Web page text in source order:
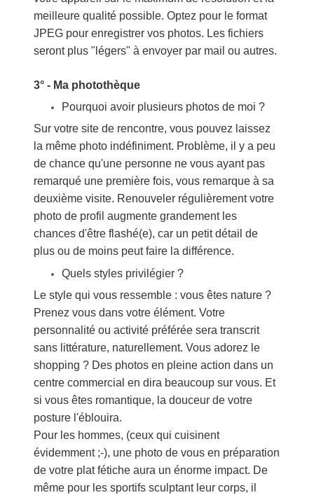
meilleure qualité possible. Optez pour le format
JPEG pour enregistrer vos photos. Les fichiers
seront plus "légers" à envoyer par mail ou autres.
3° - Ma photothèque
Pourquoi avoir plusieurs photos de moi ?
Sur votre site de rencontre, vous pouvez laissez
la même photo indéfiniment. Problème, il y a peu
de chance qu'une personne ne vous ayant pas
remarqué une première fois, vous remarque à sa
deuxième visite. Renouveler régulièrement votre
photo de profil augmente grandement les
chances d'être flashé(e), car un petit détail de
plus ou de moins peut faire la différence.
Quels styles privilégier ?
Le style qui vous ressemble : vous êtes nature ?
Prenez vous dans votre élément. Votre
personnalité ou activité préférée sera transcrit
sans littérature, naturellement. Vous adorez le
shopping ? Des photos en pleine action dans un
centre commercial en dira beaucoup sur vous. Et
si vous êtes romantique, la douceur de votre
posture l'éblouira.
Pour les hommes, (ceux qui cuisinent
évidemment ;-), une photo de vous en préparation
de votre plat fétiche aura un énorme impact. De
même pour les sportifs sculptant leur corps, il